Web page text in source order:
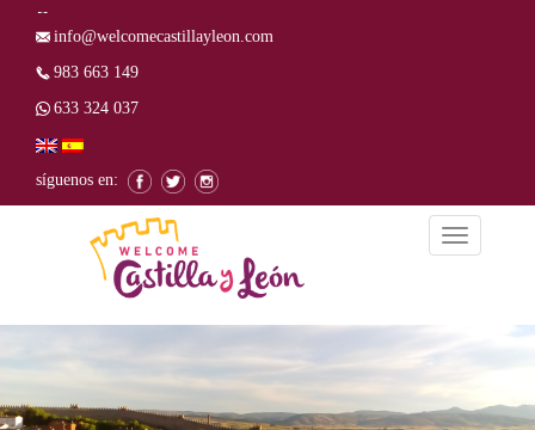
info@welcomecastillayleon.com
983 663 149
633 324 037
síguenos en:
Alternar
la